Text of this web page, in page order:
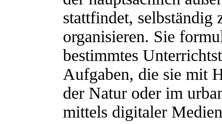
stattfindet, selbständig
organisieren. Sie
bestimmtes
Aufgaben, die sie mit
der Natur oder im
mittels digitaler